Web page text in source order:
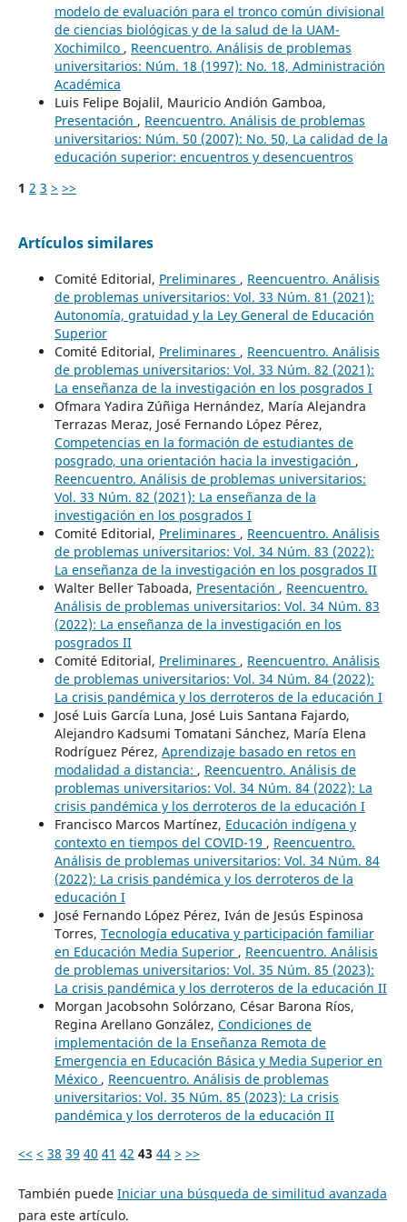
modelo de evaluación para el tronco común divisional
de ciencias biológicas y de la salud de la UAM-
Xochimilco , Reencuentro. Análisis de problemas
universitarios: Núm. 18 (1997): No. 18, Administración
Académica
Luis Felipe Bojalil, Mauricio Andión Gamboa,
Presentación , Reencuentro. Análisis de problemas
universitarios: Núm. 50 (2007): No. 50, La calidad de la
educación superior: encuentros y desencuentros
1 2 3 > >>
Artículos similares
Comité Editorial, Preliminares , Reencuentro. Análisis
de problemas universitarios: Vol. 33 Núm. 81 (2021):
Autonomía, gratuidad y la Ley General de Educación
Superior
Comité Editorial, Preliminares , Reencuentro. Análisis
de problemas universitarios: Vol. 33 Núm. 82 (2021):
La enseñanza de la investigación en los posgrados I
Ofmara Yadira Zúñiga Hernández, María Alejandra
Terrazas Meraz, José Fernando López Pérez,
Competencias en la formación de estudiantes de
posgrado, una orientación hacia la investigación ,
Reencuentro. Análisis de problemas universitarios:
Vol. 33 Núm. 82 (2021): La enseñanza de la
investigación en los posgrados I
Comité Editorial, Preliminares , Reencuentro. Análisis
de problemas universitarios: Vol. 34 Núm. 83 (2022):
La enseñanza de la investigación en los posgrados II
Walter Beller Taboada, Presentación , Reencuentro.
Análisis de problemas universitarios: Vol. 34 Núm. 83
(2022): La enseñanza de la investigación en los
posgrados II
Comité Editorial, Preliminares , Reencuentro. Análisis
de problemas universitarios: Vol. 34 Núm. 84 (2022):
La crisis pandémica y los derroteros de la educación I
José Luis García Luna, José Luis Santana Fajardo,
Alejandro Kadsumi Tomatani Sánchez, María Elena
Rodríguez Pérez, Aprendizaje basado en retos en
modalidad a distancia: , Reencuentro. Análisis de
problemas universitarios: Vol. 34 Núm. 84 (2022): La
crisis pandémica y los derroteros de la educación I
Francisco Marcos Martínez, Educación indígena y
contexto en tiempos del COVID-19 , Reencuentro.
Análisis de problemas universitarios: Vol. 34 Núm. 84
(2022): La crisis pandémica y los derroteros de la
educación I
José Fernando López Pérez, Iván de Jesús Espinosa
Torres, Tecnología educativa y participación familiar
en Educación Media Superior , Reencuentro. Análisis
de problemas universitarios: Vol. 35 Núm. 85 (2023):
La crisis pandémica y los derroteros de la educación II
Morgan Jacobsohn Solórzano, César Barona Ríos,
Regina Arellano González, Condiciones de
implementación de la Enseñanza Remota de
Emergencia en Educación Básica y Media Superior en
México , Reencuentro. Análisis de problemas
universitarios: Vol. 35 Núm. 85 (2023): La crisis
pandémica y los derroteros de la educación II
<< < 38 39 40 41 42 43 44 > >>
También puede Iniciar una búsqueda de similitud avanzada
para este artículo.